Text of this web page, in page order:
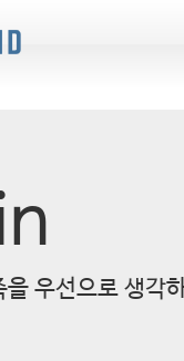
을 우선으로 생각